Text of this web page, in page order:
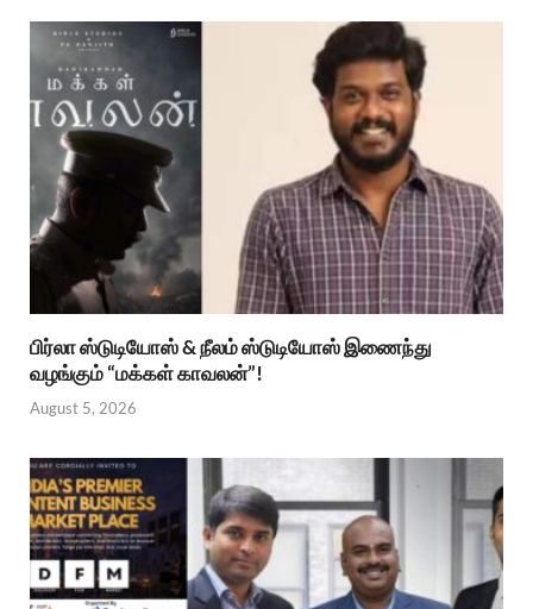
பிர்லா ஸ்டுடியோஸ் & நீலம் ஸ்டுடியோஸ் இணைந்து
வழங்கும் “மக்கள் காவலன்”!
August 5, 2026